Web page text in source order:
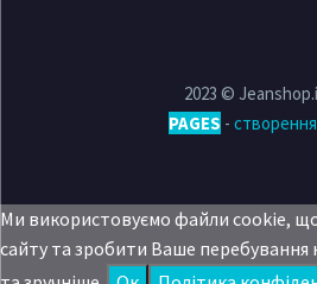
2023 ©
PAGES -
Ми використовуємо файли cookie,
сайту та зробити Ваше перебування